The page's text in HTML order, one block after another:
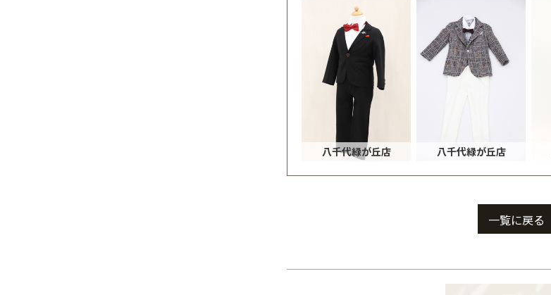
八千代緑が丘店 八千代緑が丘店
一覧に戻る